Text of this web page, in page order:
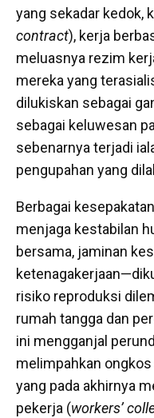
yang sekadar kedok,
contract), kerja
meluasnya rezim
mereka yang
dilukiskan sebagai
sebagai keluwesan
sebenarnya terjadi
pengupahan yang
Berbagai
menjaga kestabilan
bersama, jaminan
risiko reproduksi
rumah tangga dan
ini mengganjal
melimpahkan
yang pada akhirnya
pekerja (workers’